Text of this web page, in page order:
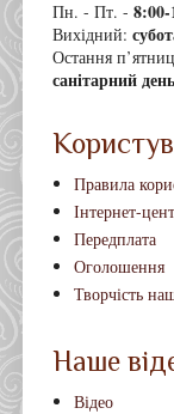
Пн. - Пт. - 8
Вихідний:
Остання
санітарний день
Правила
Інтернет-
Передплата
Оголошення
Творчість
Наше
Відео